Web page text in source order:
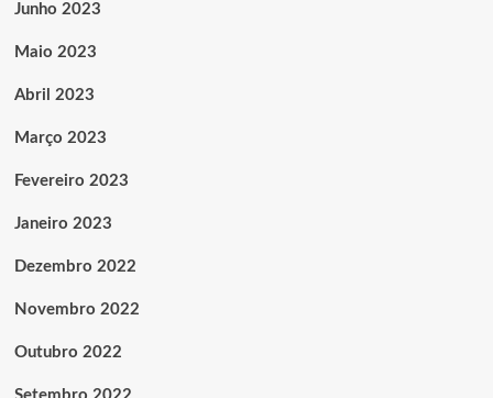
Junho 2023
Maio 2023
Abril 2023
Março 2023
Fevereiro 2023
Janeiro 2023
Dezembro 2022
Novembro 2022
Outubro 2022